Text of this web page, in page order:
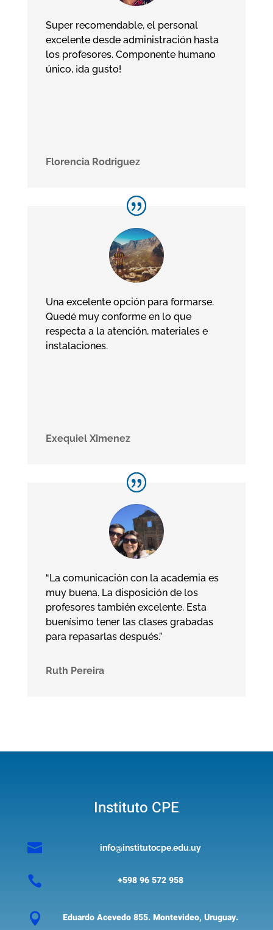
Super recomendable, el personal
excelente desde administración hasta
los profesores. Componente humano
único, ¡da gusto!
Florencia Rodriguez
Una excelente opción para formarse.
Quedé muy conforme en lo que
respecta a la atención, materiales e
instalaciones.
Exequiel Ximenez
“La comunicación con la academia es
muy buena. La disposición de los
profesores también excelente. Esta
buenísimo tener las clases grabadas
para repasarlas después.”
Ruth Pereira
Instituto CPE
 info@institutocpe.edu.uy
 +598 96 572 958
 Eduardo Acevedo 855. Montevideo, Uruguay.